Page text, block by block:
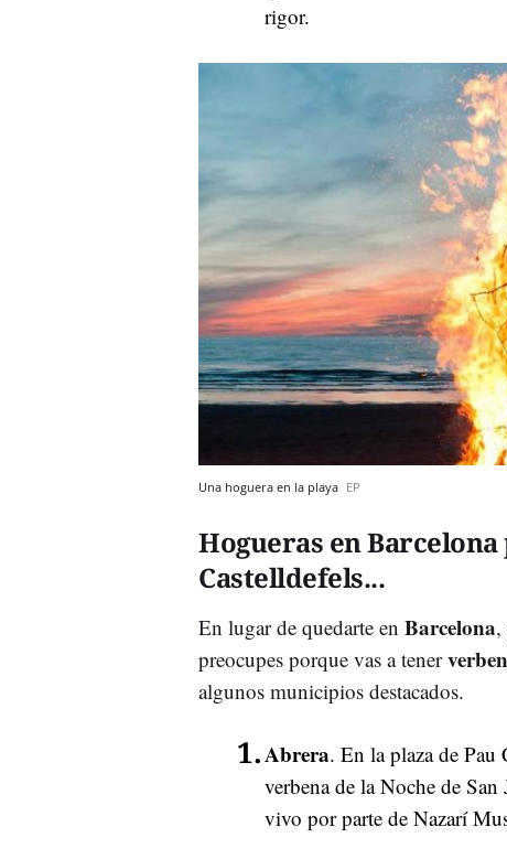
rigor.
Una hoguera en la playa EP
Hogueras en
Castelldefels...
En lugar de quedarte en Barcelona,
preocupes porque vas a tener
algunos municipios destacados.
Abrera. En la plaza de Pau
verbena de la Noche de
vivo por parte de Nazarí